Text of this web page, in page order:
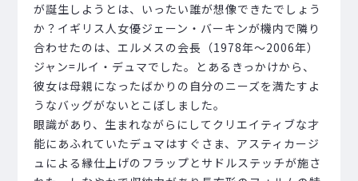
が誕生しようとは、いったい誰が想像できたでしょう
か？イギリス人女優ジェーン・バーキンが機内で隣り
合わせたのは、エルメスの会長（1978年～2006年）
ジャン=ルイ・デュマでした。とあるきっかけから、
彼女は母親になったばかりの自分のニーズを満たすよ
うなバッグがないとこぼしました。
眼識があり、生まれながらにしてクリエイティブな才
能にあふれていたデュマはすぐさま、アスティカージ
ュによる縁仕上げのフラップとサドルステッチが施さ